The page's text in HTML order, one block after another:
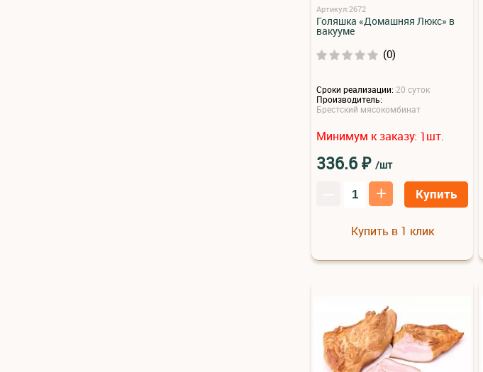
Артикул:2672
Голяшка «Домашняя Люкс» в
вакууме
(0)
Сроки реализации:20 суток
Производитель:
Брестский мясокомбинат
Минимум к заказу: 1шт.
336.6₽ /шт
+ Купить
Купить в 1 клик